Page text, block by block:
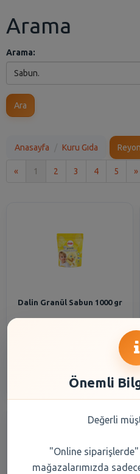
Arama
Arama:
Ara
Anasayfa Kuru Gıda
« 1 2 3 4 5 »
Dalin Granül Sabun 1000 gr
Önemli
Değerli
"Online
mağazalarımızda